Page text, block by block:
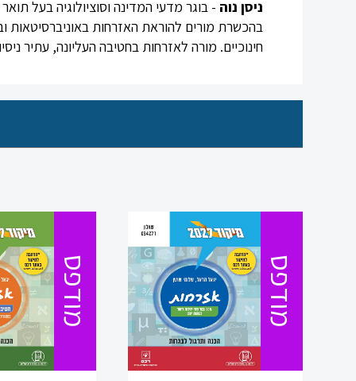
הרשמה
הקטגוריות
מיקודים
ניסן נוה - בוגר מדעי המדינה וסוציולוגיה בעל
בהכשרת מורים להוראת האזרחות באוניברסיטאות
חינוכיים. מורה לאזרחות בחטיבה העליונה, עתיר
מודפס מודפס